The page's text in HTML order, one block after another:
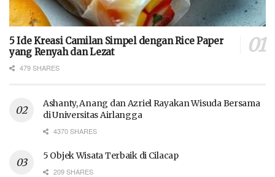
5 Ide Kreasi Camilan Simpel dengan Rice Paper
yang Renyah dan Lezat
479 SHARES
Ashanty, Anang dan Azriel Rayakan Wisuda Bersama
di Universitas Airlangga
4370 SHARES
5 Objek Wisata Terbaik di Cilacap
209 SHARES